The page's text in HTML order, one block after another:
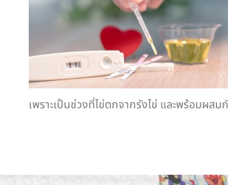
เพราะเป็นช่วงที่ไข่ตกจากรังไข่ และพร้อมผสม